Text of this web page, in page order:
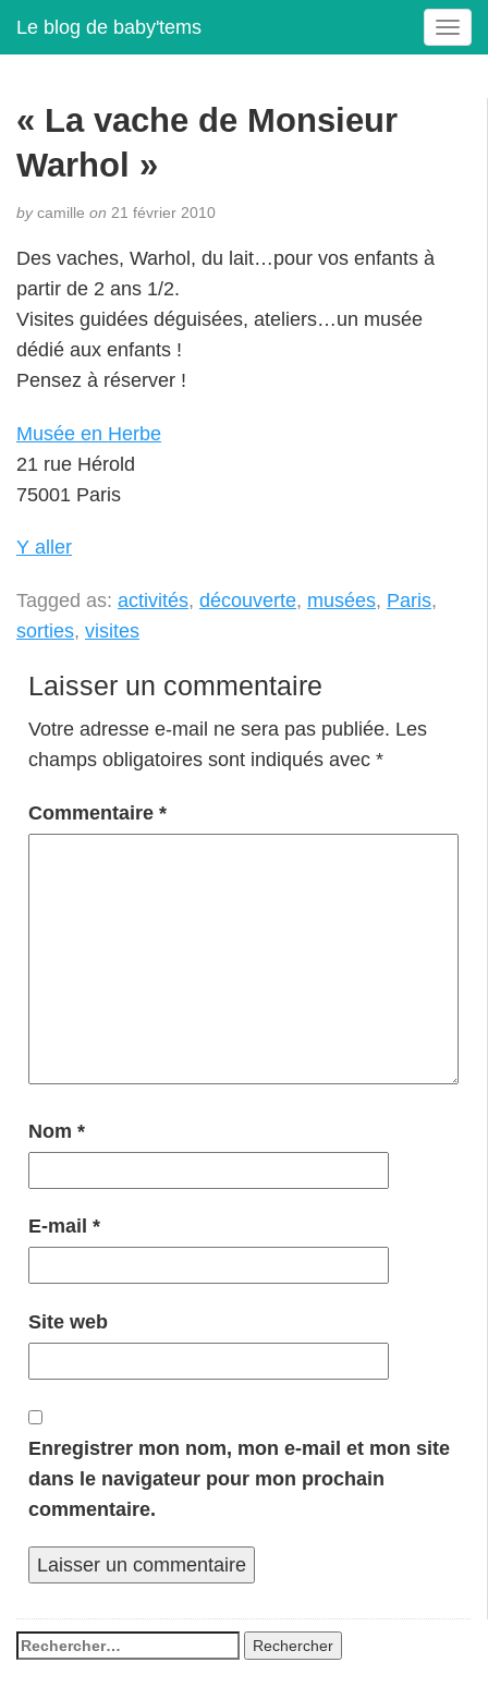
Le blog de baby'tems
T
o
« La vache de Monsieur
Warhol »
bycamille on 21 février 2010
Des vaches, Warhol, du lait…pour vos enfants à
partir de 2 ans 1/2.
Visites guidées déguisées, ateliers…un musée
dédié aux enfants !
Pensez à réserver !
Musée en Herbe
21 rue Hérold
75001 Paris
Y aller
Tagged as: activités, découverte, musées, Paris,
sorties, visites
Laisser un commentaire
Votre adresse e-mail ne sera pas publiée. Les
champs obligatoires sont indiqués avec *
Commentaire *
Nom *
E-mail *
Site web
Enregistrer mon nom, mon e-mail et mon site
dans le navigateur pour mon prochain
commentaire.